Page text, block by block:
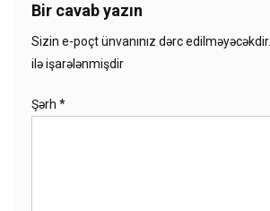
Bir cavab yazın
Sizin e-poçt ünvanınız dərc edilməyəcəkdir.
ilə işarələnmişdir
Şərh *